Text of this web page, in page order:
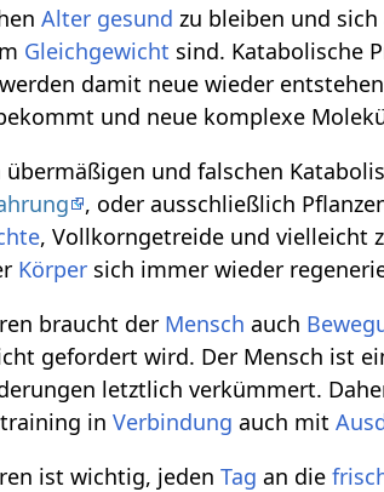
Alter gesund zu bleiben und sich
Gleichgewicht sind. Katabolische
damit neue wieder
und neue komplexe
übermäßigen und falschen
, oder ausschließlich
, Vollkorngetreide und vielleicht
Körper sich immer wieder
braucht der Mensch auch
gefordert wird. Der Mensch ist
letztlich verkümmert.
inVerbindung auch mit
ist wichtig, jedenTag an die